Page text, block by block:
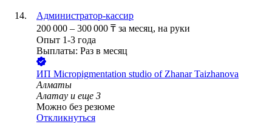
Администратор-кассир
200 000 – 300 000 ₸ за месяц, на руки
Опыт 1-3 года
Выплаты: Раз в месяц
ИП Micropigmentation studio of Zhanar Taizhanova
Алматы
Алатау и еще 3
Можно без резюме
Откликнуться